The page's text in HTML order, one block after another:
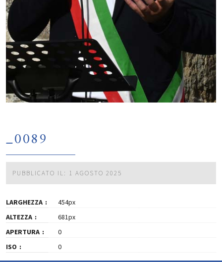
_0089
PUBBLICATO IL: 1 AGOSTO 2025
LARGHEZZA
454px
ALTEZZA
681px
APERTURA
0
ISO
0